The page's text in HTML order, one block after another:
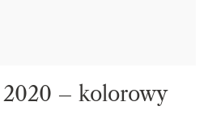
– kolorowy